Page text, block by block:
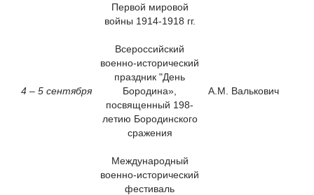
Первой мировой
войны 1914-1918 гг.
4 – 5 сентября
Всероссийский
военно-исторический
праздник "День
Бородина»,
посвященный 198-
летию Бородинского
сражения
А.М. Валькович
Международный
военно-исторический
фестиваль